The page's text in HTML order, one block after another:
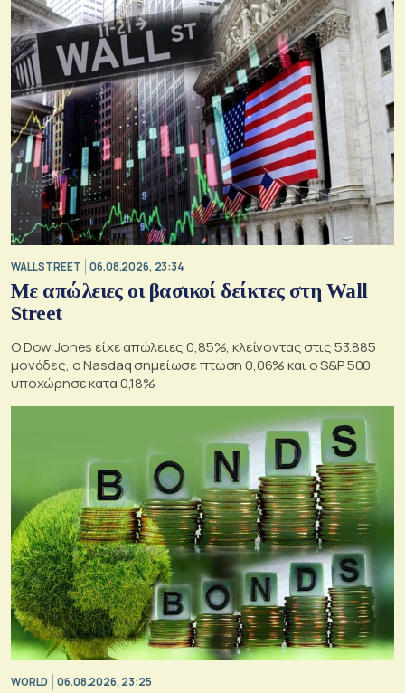
WALL STREET 06.08.2026, 23:34
Με απώλειες οι βασικοί δείκτες στη Wall
Street
Ο Dow Jones είχε απώλειες 0,85%, κλείνοντας στις 53.885
μονάδες, ο Nasdaq σημείωσε πτώση 0,06% και ο S&P 500
υποχώρησε κατα 0,18%
WORLD 06.08.2026, 23:25